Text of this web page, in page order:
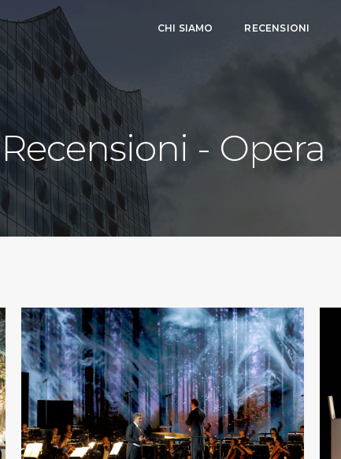
CHI SIAMO RECENSIONI
Recensioni - Opera